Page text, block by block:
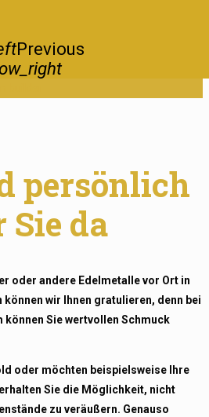
Previous
persönlich
Sie da
oder andere Edelmetalle vor Ort in
können wir Ihnen gratulieren, denn bei
Sie wertvollen Schmuck
oder möchten beispielsweise Ihre
Sie die Möglichkeit, nicht
zu veräußern. Genauso